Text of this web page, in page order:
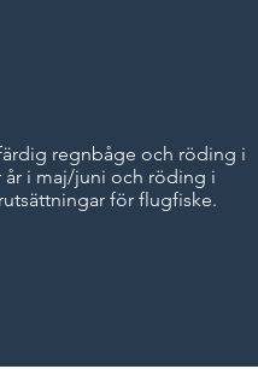
regnbåge och röding i
år i maj/juni och röding i
för flugfiske.